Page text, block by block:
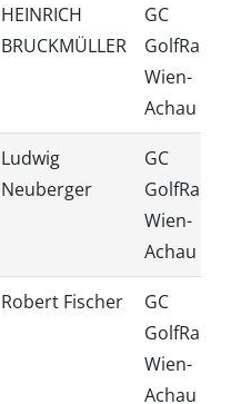
HEINRICH
BRUCKMÜLLER
GC
GolfRange
Wien-
Achau
Ludwig
Neuberger
GC
GolfRange
Wien-
Achau
Robert Fischer
GC
GolfRange
Wien-
Achau